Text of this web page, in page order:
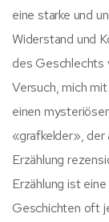
eine starke und
Widerstand und
des Geschlechts
Versuch, mich
einen
«grafkelder», der
Erzählung
Erzählung ist
Geschichten oft